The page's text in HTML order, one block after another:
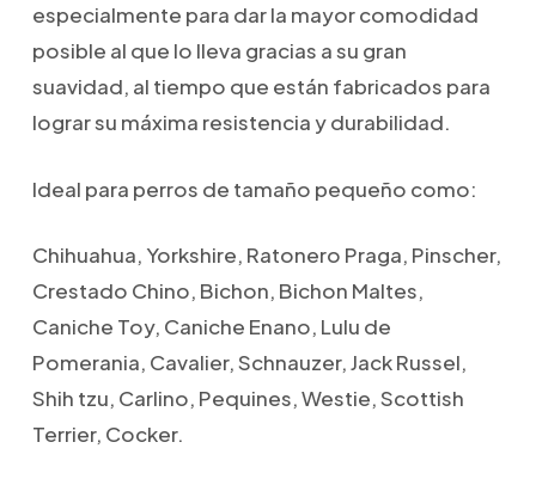
especialmente para dar la mayor comodidad
posible al que lo lleva gracias a su gran
suavidad, al tiempo que están fabricados para
lograr su máxima resistencia y durabilidad.
Ideal para perros de tamaño pequeño como:
Chihuahua, Yorkshire, Ratonero Praga, Pinscher,
Crestado Chino, Bichon, Bichon Maltes,
Caniche Toy, Caniche Enano, Lulu de
Pomerania, Cavalier, Schnauzer, Jack Russel,
Shih tzu, Carlino, Pequines, Westie, Scottish
Terrier, Cocker.